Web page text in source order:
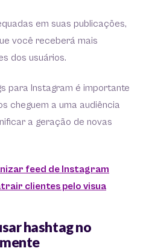
em suas publicações,
você receberá mais
dos usuários.
para Instagram é importante
cheguem a uma audiência
a geração de novas
feed de Instagram
clientes pelo visua
hashtag no